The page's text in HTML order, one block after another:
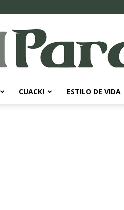
CUACK! ESTILO DE VIDA